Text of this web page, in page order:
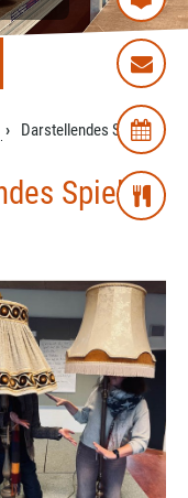
Darstellendes Spiel
Spiel